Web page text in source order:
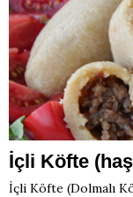
İçli Köfte
İçli Köfte (Dolmalı